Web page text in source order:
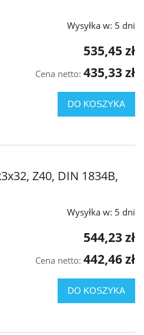
Wysyłka w: 5 dni
535,45 zł
Cena netto: 435,33 zł
DO KOSZYKA
Z40, DIN 1834B,
Wysyłka w: 5 dni
544,23 zł
Cena netto: 442,46 zł
DO KOSZYKA